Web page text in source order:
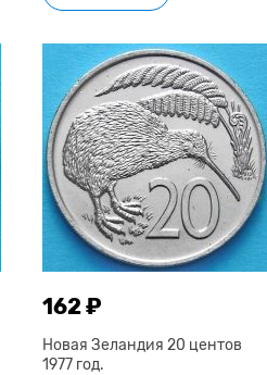
162 ₽
Новая Зеландия 20 центов
1977 год.